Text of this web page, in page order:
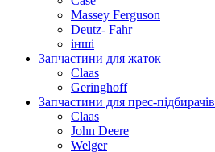
Massey Ferguson
Deutz- Fahr
інші
Запчастини для жаток
Claas
Geringhoff
Запчастини для прес-підбирачів
Claas
John Deere
Welger